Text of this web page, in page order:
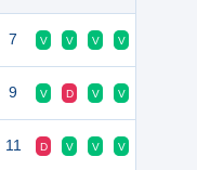
7 V V V V
9 V D V V
11 D V V V